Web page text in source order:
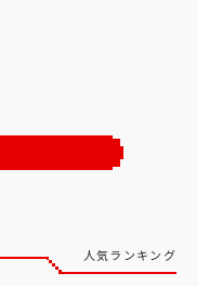
人気ランキング